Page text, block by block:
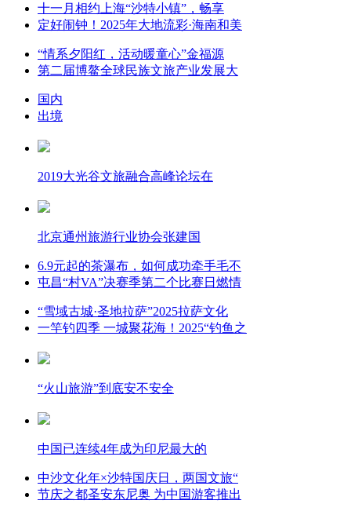
十一月相约上海“沙特小镇”，畅享
定好闹钟！2025年大地流彩·海南和美
“情系夕阳红，活动暖童心”金福源
第二届博鳌全球民族文旅产业发展大
国内
出境
2019大光谷文旅融合高峰论坛在
北京通州旅游行业协会张建国
6.9元起的茶瀑布，如何成功牵手毛不
屯昌“村VA”决赛季第二个比赛日燃情
“雪域古城·圣地拉萨”2025拉萨文化
一竿钓四季 一城聚花海！2025“钓鱼之
“火山旅游”到底安不安全
中国已连续4年成为印尼最大的
中沙文化年×沙特国庆日，两国文旅“
节庆之都圣安东尼奥 为中国游客推出